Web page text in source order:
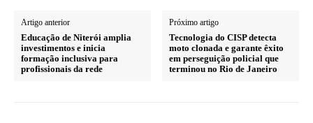
Artigo anterior
Educação de Niterói amplia
investimentos e inicia
formação inclusiva para
profissionais da rede
Próximo artigo
Tecnologia do CISP detecta
moto clonada e garante êxito
em perseguição policial que
terminou no Rio de Janeiro